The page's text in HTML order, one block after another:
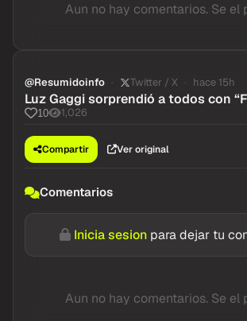
Aun no hay comentarios. Se el
@Resumidoinfo Twitter / X hace 15h
Luz Gaggi sorprendió a todos con
10 1,026
Compartir Ver original
Comentarios
Inicia sesion para dejar tu
Aun no hay comentarios. Se el